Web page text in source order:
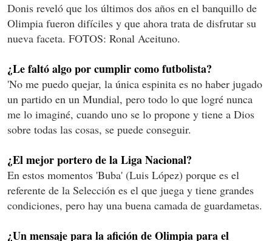
Donis reveló que los últimos dos años en el banquillo de
Olimpia fueron difíciles y que ahora trata de disfrutar su
nueva faceta. FOTOS: Ronal Aceituno.
¿Le faltó algo por cumplir como futbolista?
'No me puedo quejar, la única espinita es no haber jugado
un partido en un Mundial, pero todo lo que logré nunca
me lo imaginé, cuando uno se lo propone y tiene a Dios
sobre todas las cosas, se puede conseguir.
¿El mejor portero de la Liga Nacional?
En estos momentos 'Buba' (Luis López) porque es el
referente de la Selección es el que juega y tiene grandes
condiciones, pero hay una buena camada de guardametas.
¿Un mensaje para la afición de Olimpia para el